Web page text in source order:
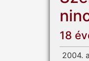
18
2004.